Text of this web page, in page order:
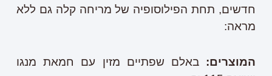
חדשים, תחת הפילוסופיה של מריחה קלה גם ללא
מראה:
המוצרים: באלם שפתיים מזין עם חמאת מנגו